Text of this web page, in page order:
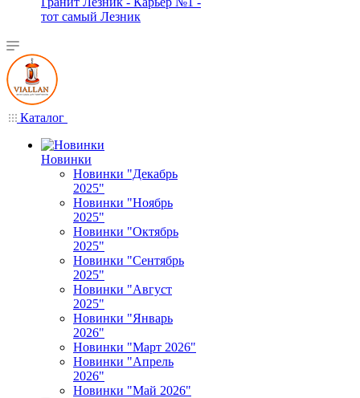
тот самый Лезник
Каталог
Новинки
Новинки "Декабрь
2025"
Новинки "Ноябрь
2025"
Новинки "Октябрь
2025"
Новинки "Сентябрь
2025"
Новинки "Август
2025"
Новинки "Январь
2026"
Новинки "Март 2026"
Новинки "Апрель
2026"
Новинки "Май 2026"